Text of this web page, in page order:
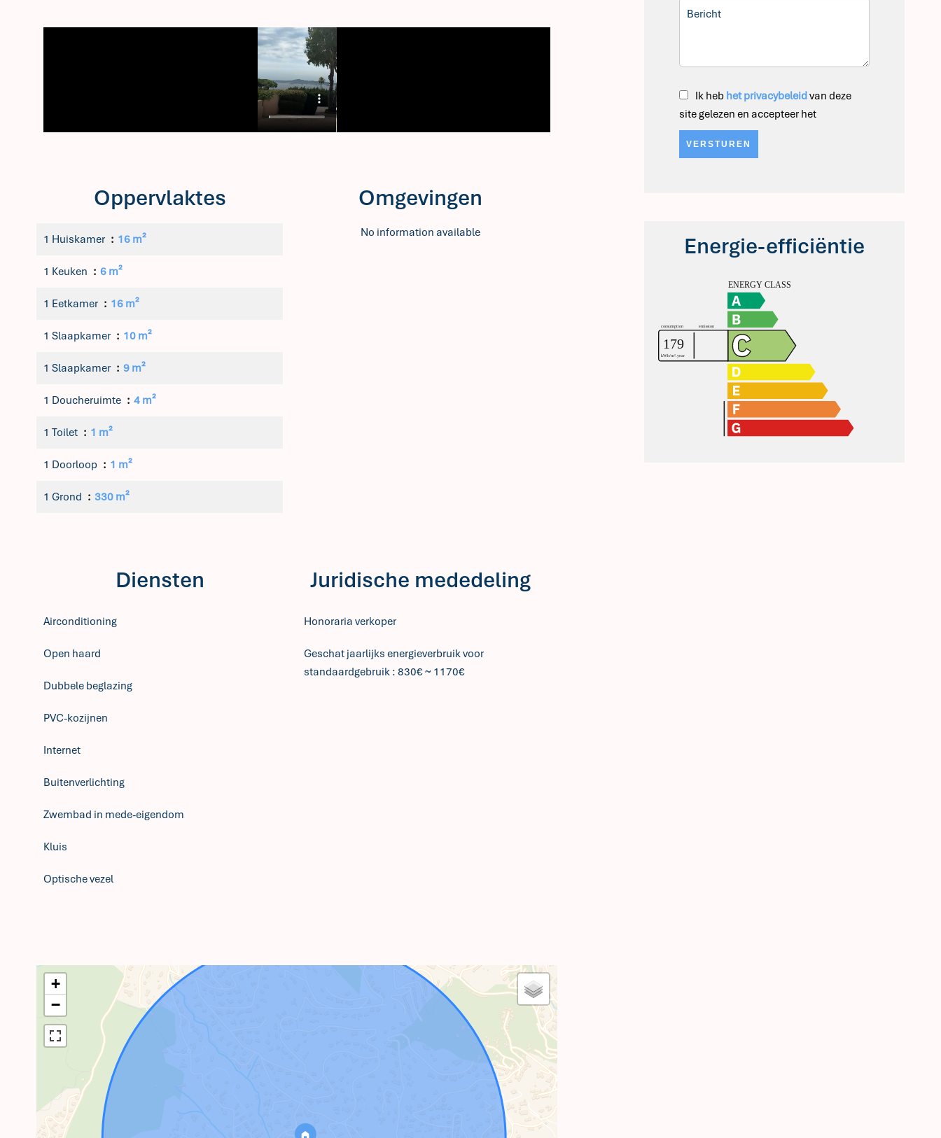
Oppervlaktes
1 Huiskamer 16 m²
1 Keuken 6 m²
1 Eetkamer 16 m²
1 Slaapkamer 10 m²
1 Slaapkamer 9 m²
1 Doucheruimte 4 m²
1 Toilet 1 m²
1 Doorloop 1 m²
1 Grond 330 m²
Omgevingen
No information available
Diensten
Airconditioning
Open haard
Dubbele beglazing
PVC-kozijnen
Internet
Buitenverlichting
Zwembad in mede-eigendom
Kluis
Optische vezel
Juridische mededeling
Honoraria verkoper
Geschat jaarlijks energieverbruik voor
standaardgebruik : 830€ ~ 1170€
+
−
Ik heb het privacybeleidvan deze
site gelezen en accepteer het
VERSTUREN
Energie-efficiëntie